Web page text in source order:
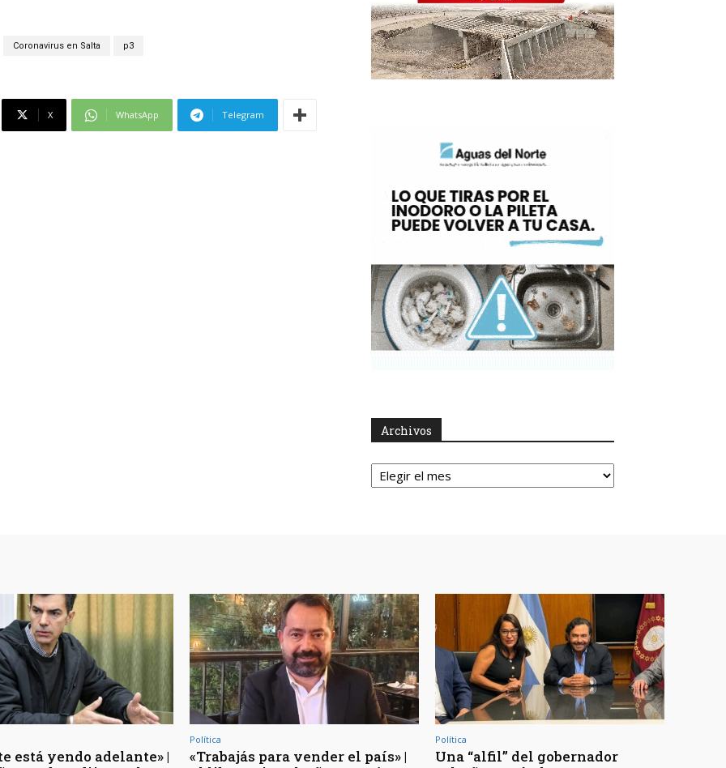
Coronavirus en Salta p3
X WhatsApp Telegram
Archivos
Archivos
está yendo adelante» |
Política
«Trabajás para vender el país» |
Política
Una “alfil” del gobernador